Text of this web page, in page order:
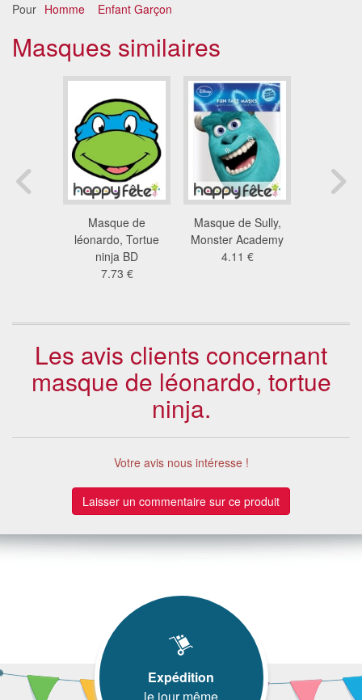
Pour Homme Enfant Garçon
Masques similaires
Masque de
léonardo, Tortue
ninja BD
7.73 €
Masque de Sully,
Monster Academy
4.11 €
Les avis clients concernant
masque de léonardo, tortue
ninja.
Votre avis nous intéresse !
Laisser un commentaire sur ce produit
Expédition
le jour même